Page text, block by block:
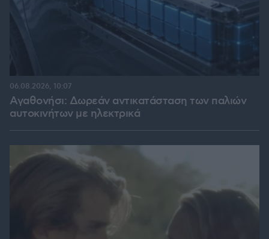
Αγαθονήσι: Δωρεάν αντικατάσταση των παλιών
αυτοκινήτων με ηλεκτρικά
06.08.2026, 10:07